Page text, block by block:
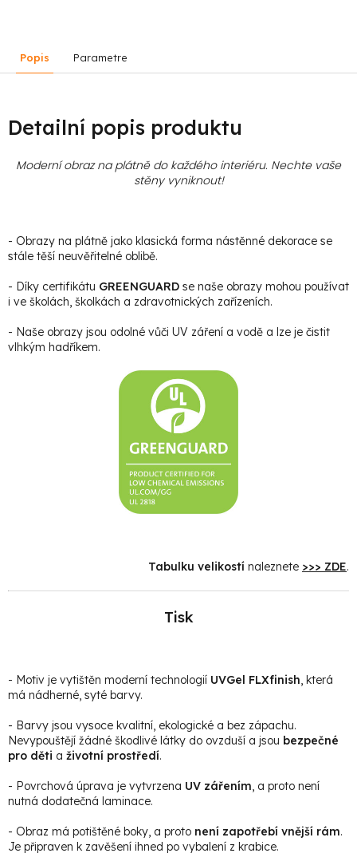
Popis Parametre
Detailní popis produktu
Moderní obraz na plátně do každého interiéru. Nechte vaše
stěny vyniknout!
- Obrazy na plátně jako klasická forma nástěnné dekorace se
stále těší neuvěřitelné oblibě.
- Díky certifikátu GREENGUARD se naše obrazy mohou používat
i ve školách, školkách a zdravotnických zařízeních.
- Naše obrazy jsou odolné vůči UV záření a vodě a lze je čistit
vlhkým hadříkem.
Tabulku velikostí naleznete >>> ZDE.
Tisk
- Motiv je vytištěn moderní technologií UVGel FLXfinish, která
má nádherné, syté barvy.
- Barvy jsou vysoce kvalitní, ekologické a bez zápachu.
Nevypouštějí žádné škodlivé látky do ovzduší a jsou bezpečné
pro děti a životní prostředí.
- Povrchová úprava je vytvrzena UV zářením, a proto není
nutná dodatečná laminace.
- Obraz má potištěné boky, a proto není zapotřebí vnější rám.
Je připraven k zavěšení ihned po vybalení z krabice.